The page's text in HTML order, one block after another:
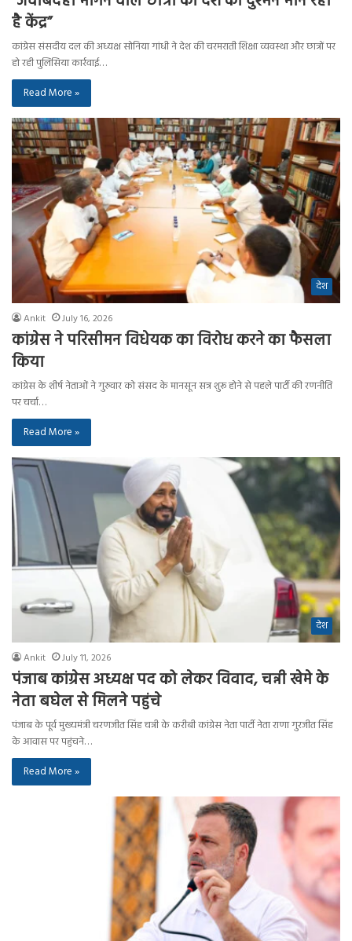
है केंद्र”
कांग्रेस संसदीय दल की अध्यक्ष सोनिया गांधी ने देश की चरमराती शिक्षा व्यवस्था और छात्रों पर
हो रही पुलिसिया कार्रवाई…
Read More »
देश
Ankit July 16, 2026
कांग्रेस ने परिसीमन विधेयक का विरोध करने का फैसला
किया
कांग्रेस के शीर्ष नेताओं ने गुरुवार को संसद के मानसून सत्र शुरू होने से पहले पार्टी की रणनीति
पर चर्चा…
Read More »
देश
Ankit July 11, 2026
पंजाब कांग्रेस अध्यक्ष पद को लेकर विवाद, चन्नी खेमे के
नेता बघेल से मिलने पहुंचे
पंजाब के पूर्व मुख्यमंत्री चरणजीत सिंह चन्नी के करीबी कांग्रेस नेता पार्टी नेता राणा गुरजीत सिंह
के आवास पर पहुंचने…
Read More »